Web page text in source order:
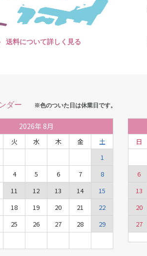
送料について詳しく見る
ダー ※色のついた日は休業日です。
2026年 8月
火 水 木 金
土
1
4 5 6 7
8
11 12 13 14
15
18 19 20 21
22
25 26 27 28
29
日
6
13
20
27